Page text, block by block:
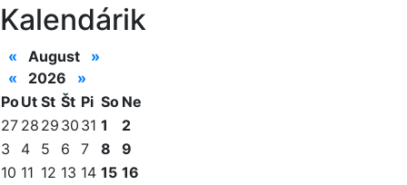
Kalendárik
« August
»
«
2026
»
PoUt St Št Pi So Ne
27 28 29 30 31 1
2
3
4 5 6 7 8
9
10 11 12 13 14 15 16